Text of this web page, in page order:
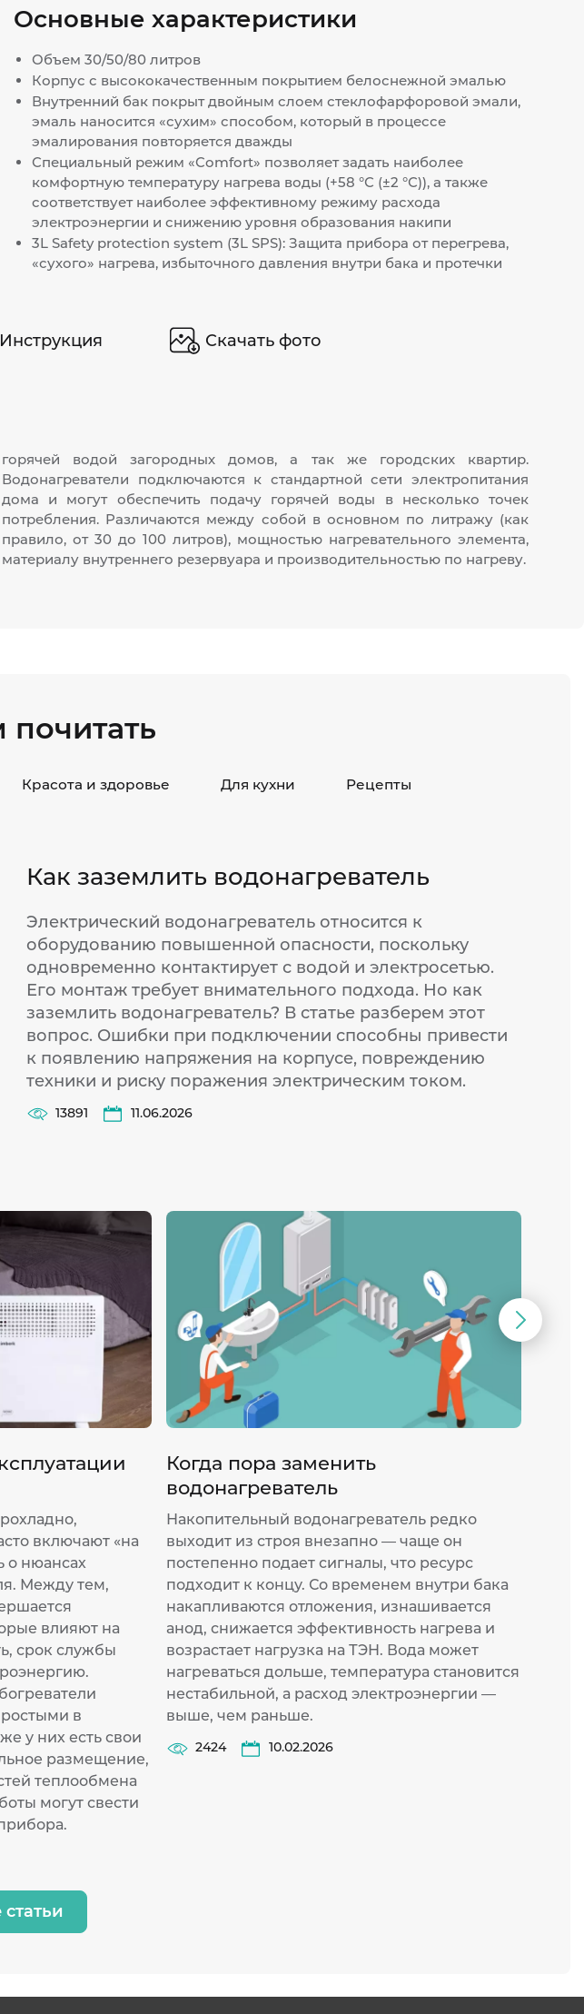
Основные характеристики
Объем 30/50/80 литров
Корпус с высококачественным покрытием белоснежной эмалью
Внутренний бак покрыт двойным слоем стеклофарфоровой эмали,
эмаль наносится «сухим» способом, который в процессе
эмалирования повторяется дважды
Специальный режим «Comfort» позволяет задать наиболее
комфортную температуру нагрева воды (+58 °С (±2 °С)), а также
соответствует наиболее эффективному режиму расхода
электроэнергии и снижению уровня образования накипи
3L Safety protection system (3L SPS): Защита прибора от перегрева,
«сухого» нагрева, избыточного давления внутри бака и протечки
Инструкция Скачать фото
горячей водой загородных домов, а так же городских квартир.
Водонагреватели подключаются к стандартной сети электропитания
дома и могут обеспечить подачу горячей воды в несколько точек
потребления. Различаются между собой в основном по литражу (как
правило, от 30 до 100 литров), мощностью нагревательного элемента,
материалу внутреннего резервуара и производительностью по нагреву.
Красота и здоровье Для кухни Рецепты
Как заземлить водонагреватель
Электрический водонагреватель относится к
оборудованию повышенной опасности, поскольку
одновременно контактирует с водой и электросетью.
Его монтаж требует внимательного подхода. Но как
заземлить водонагреватель? В статье разберем этот
вопрос. Ошибки при подключении способны привести
к появлению напряжения на корпусе, повреждению
техники и риску поражения электрическим током.
13891 11.06.2026
включают «на
о нюансах
Между тем,
влияют на
срок службы
в
у них есть свои
размещение,
теплообмена
могут свести
Когда пора заменить
водонагреватель
Накопительный водонагреватель редко
выходит из строя внезапно — чаще он
постепенно подает сигналы, что ресурс
подходит к концу. Со временем внутри бака
накапливаются отложения, изнашивается
анод, снижается эффективность нагрева и
возрастает нагрузка на ТЭН. Вода может
нагреваться дольше, температура становится
нестабильной, а расход электроэнергии —
выше, чем раньше.
2424 10.02.2026